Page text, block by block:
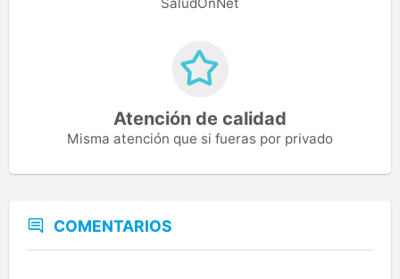
SaludOnNet
Atención de calidad
Misma atención que si fueras por privado
COMENTARIOS